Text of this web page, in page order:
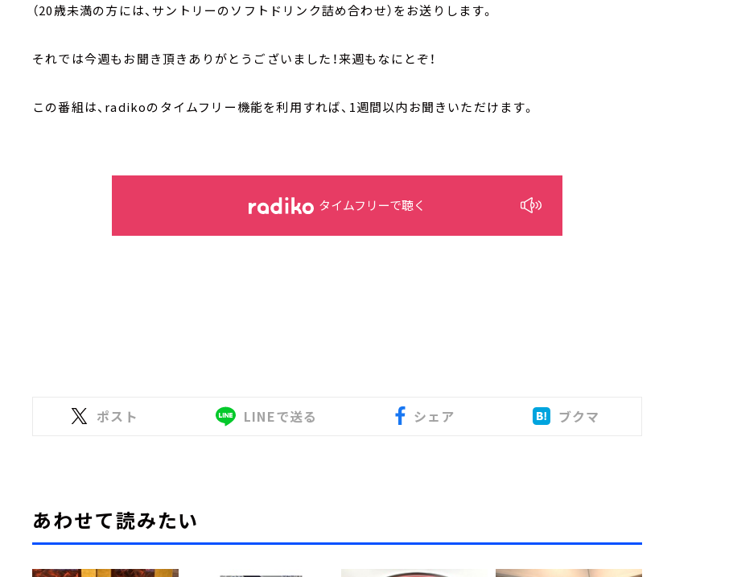
（20歳未満の方には、サントリーのソフトドリンク詰め合わせ）をお送りします。
それでは今週もお聞き頂きありがとうございました！来週もなにとぞ！
この番組は、radikoのタイムフリー機能を利用すれば、1週間以内お聞きいただけます。
タイムフリーで聴く
ポスト LINEで送る シェア ブクマ
あわせて読みたい